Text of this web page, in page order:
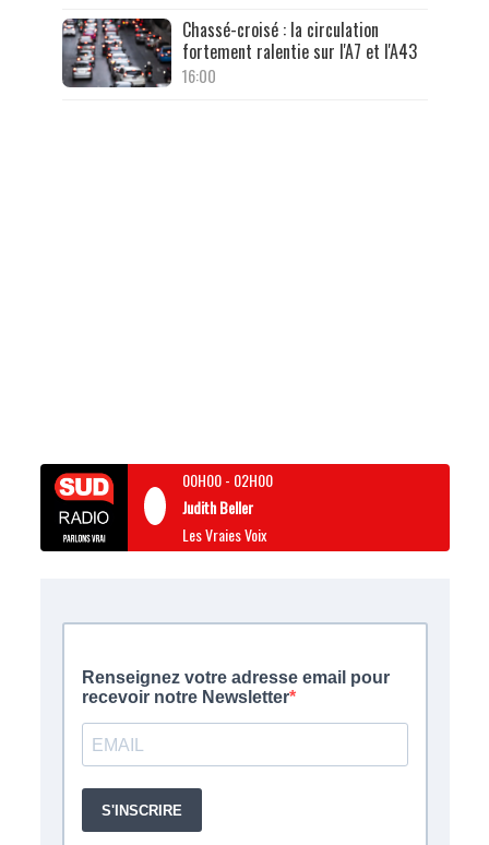
Chassé-croisé : la circulation
fortement ralentie sur l'A7 et l'A43
16:00
00H00- 02H00
Judith Beller
Les Vraies Voix